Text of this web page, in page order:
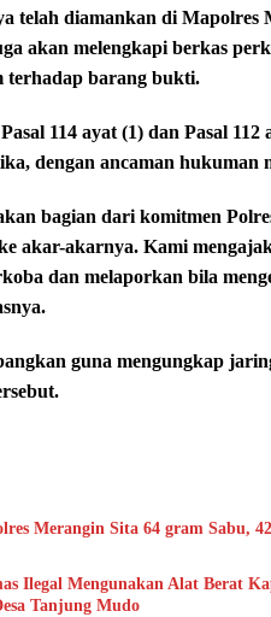
telah diamankan di Mapolres
akan melengkapi berkas
barang bukti.
114 ayat (1) dan Pasal
dengan ancaman hukuman
bagian dari komitmen
akar-akarnya. Kami
dan melaporkan bila
guna mengungkap
Merangin Sita 64 gram Sabu,
Ilegal Mengunakan Alat Berat
Tanjung Mudo